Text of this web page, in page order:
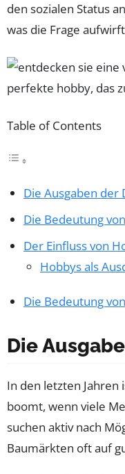
den sozialen Status
was die Frage
Table of Contents
Die Ausgaben
Die Bedeutung
Der Einfluss von
Hobbys als
Die Bedeutung
Die
In den letzten
boomt, wenn viele
suchen aktiv nach
Baumärkten oft auf